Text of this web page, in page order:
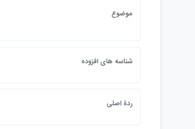
موضوع
شناسه هاي افزوده
ردة اصلي